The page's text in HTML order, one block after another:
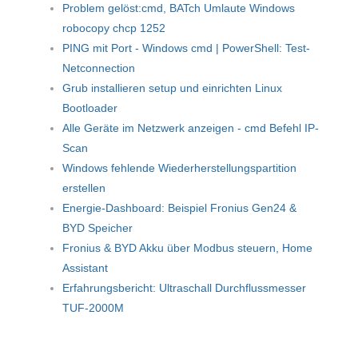
Problem gelöst:cmd, BATch Umlaute Windows
robocopy chcp 1252
PING mit Port - Windows cmd | PowerShell: Test-
Netconnection
Grub installieren setup und einrichten Linux
Bootloader
Alle Geräte im Netzwerk anzeigen - cmd Befehl IP-
Scan
Windows fehlende Wiederherstellungspartition
erstellen
Energie-Dashboard: Beispiel Fronius Gen24 &
BYD Speicher
Fronius & BYD Akku über Modbus steuern, Home
Assistant
Erfahrungsbericht: Ultraschall Durchflussmesser
TUF-2000M